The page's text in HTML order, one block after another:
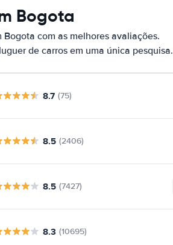
Bogota
com as melhores avaliações.
de carros em uma única pesquisa.
8.7 (75)
8.5 (2406)
8.5 (7427)
8.3 (10695)